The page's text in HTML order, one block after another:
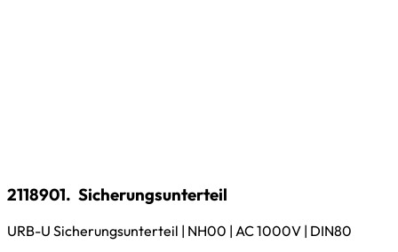
2118901. Sicherungsunterteil
URB-U Sicherungsunterteil | NH00 | AC 1000V | DIN80